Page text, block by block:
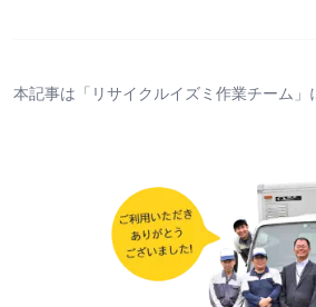
本記事は「リサイクルイズミ作業チーム」